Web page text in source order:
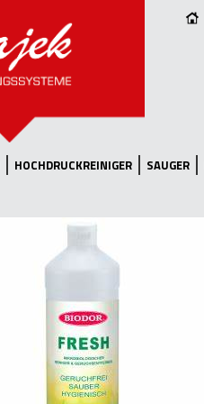
HOCHDRUCKREINIGER SAUGER